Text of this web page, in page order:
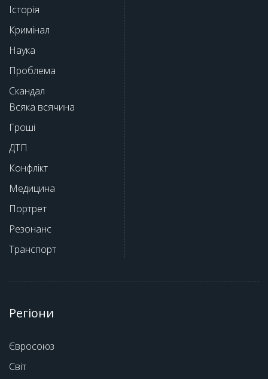
Історія
Кримінал
Наука
Проблема
Скандал
Всяка всячина
Гроші
ДТП
Конфлікт
Медицина
Портрет
Резонанс
Транспорт
Регіони
Євросоюз
Світ